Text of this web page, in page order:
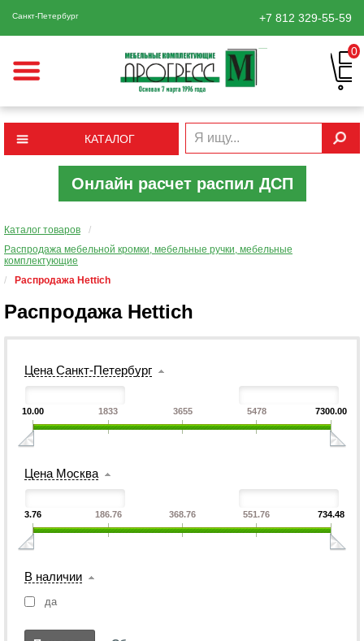
Санкт-Петербург +7 812 329-55-59
0
КАТАЛОГ
Онлайн расчет распил ДСП
Каталог товаров
/
Распродажа мебельной кромки, мебельные ручки, мебельные
комплектующие
/
Распродажа Hettich
Распродажа Hettich
Цена Санкт-Петербург
10.00 1833 3655 5478 7300.00
Цена Москва
3.76 186.76 368.76 551.76 734.48
В наличии
да